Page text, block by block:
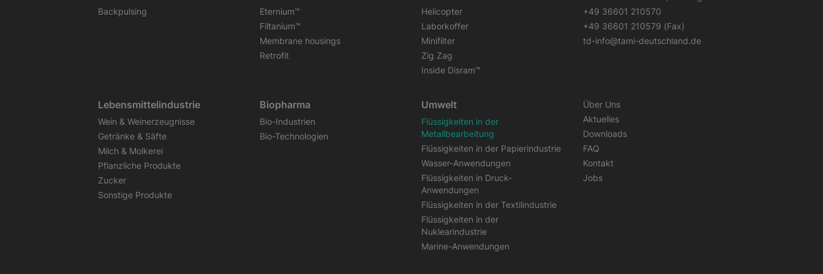
Backpulsing
Eternium™
Filtanium™
Membrane housings
Retrofit
Helicopter
Laborkoffer
Minifilter
Zig Zag
Inside Disram™
Lebensmittelindustrie
Wein & Weinerzeugnisse
Getränke & Säfte
Milch & Molkerei
Pflanzliche Produkte
Zucker
Sonstige Produkte
Biopharma
Bio-Industrien
Bio-Technologien
Umwelt
Flüssigkeiten in der
Metallbearbeitung
Flüssigkeiten in der Papierindustrie
Wasser-Anwendungen
Flüssigkeiten in Druck-
Anwendungen
Flüssigkeiten in der Textilindustrie
Flüssigkeiten in der
Nuklearindustrie
Marine-Anwendungen
Über Uns
Aktuelles
Downloads
FAQ
Kontakt
Jobs
+49 36601 210570
+49 36601 210579 (Fax)
td-info@tami-deutschland.de